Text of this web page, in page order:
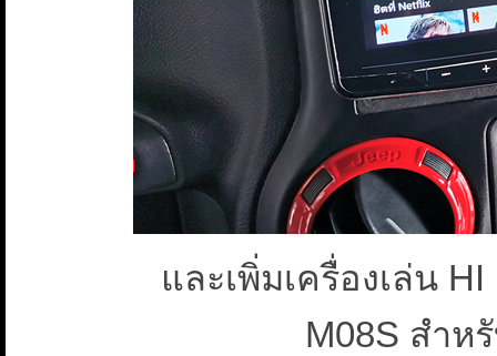
และเพิ่มเครื่องเล่น
M08S สำห